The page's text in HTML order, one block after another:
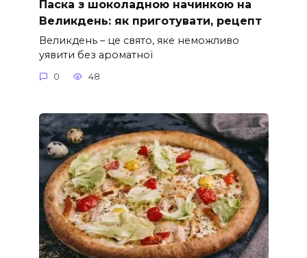
Паска з шоколадною начинкою на
Великдень: як приготувати, рецепт
Великдень – це свято, яке неможливо
уявити без ароматної
0 48